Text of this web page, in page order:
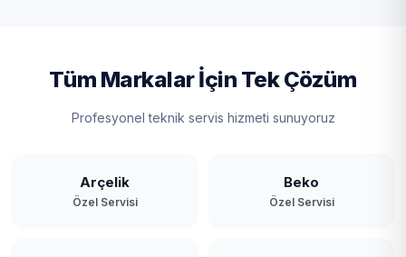
Tüm Markalar İçin Tek Çözüm
Profesyonel teknik servis hizmeti sunuyoruz
Arçelik
Özel Servisi
Beko
Özel Servisi